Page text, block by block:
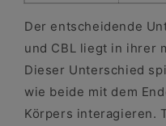
Der entscheidende
und CBL liegt in ihrer
Dieser Unterschied
wie beide mit dem
Körpers interagieren.